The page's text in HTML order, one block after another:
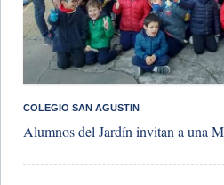
COLEGIO SAN AGUSTIN
Alumnos del Jardín invitan a una